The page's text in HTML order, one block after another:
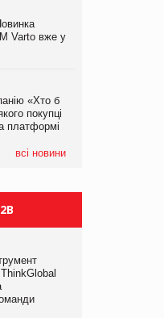
Varto вже у
«Хто б
покупці
платформі
всі новини
Varto вже у
«Хто б
покупці
платформі
дзвінки